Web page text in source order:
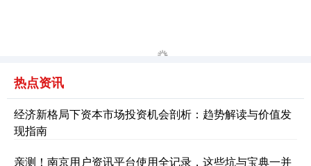
热点资讯
经济新格局下资本市场投资机会剖析：趋势解读与价值发
现指南
亲测！南京用户资讯平台使用全记录，这些坑与宝典一并